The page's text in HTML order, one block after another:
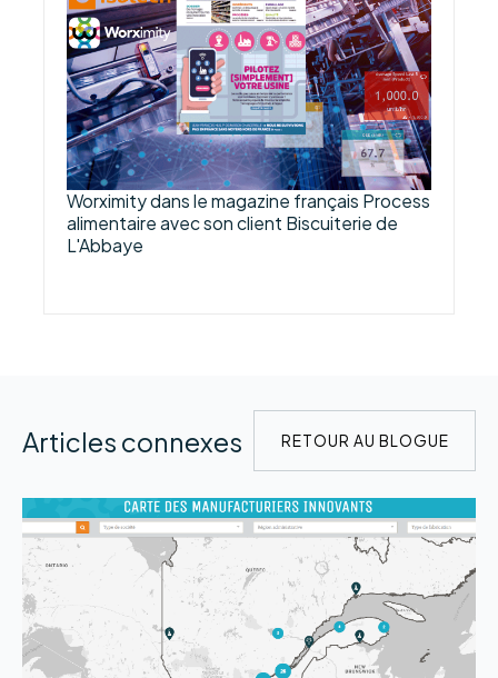
Worximity dans le magazine français Process
alimentaire avec son client Biscuiterie de
L'Abbaye
Articles connexes RETOUR AU BLOGUE